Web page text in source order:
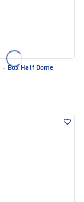
· Box Half Dome